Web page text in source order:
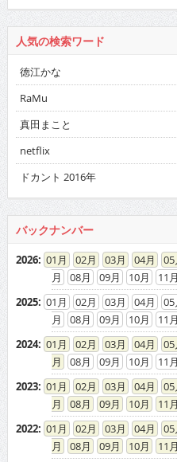
人気の検索ワード
徳江かな
RaMu
真田まこと
netflix
ドカント 2016年
バックナンバー
2026: 01 02 03 04 05
08
09 10 11
2025: 01 02 03 04 05
08
09 10 11
2024: 01 02 03 04 05
08
09 10 11
2023: 01 02 03 04 05
08
09 10 11
2022: 01 02 03 04 05
08
09 10 11